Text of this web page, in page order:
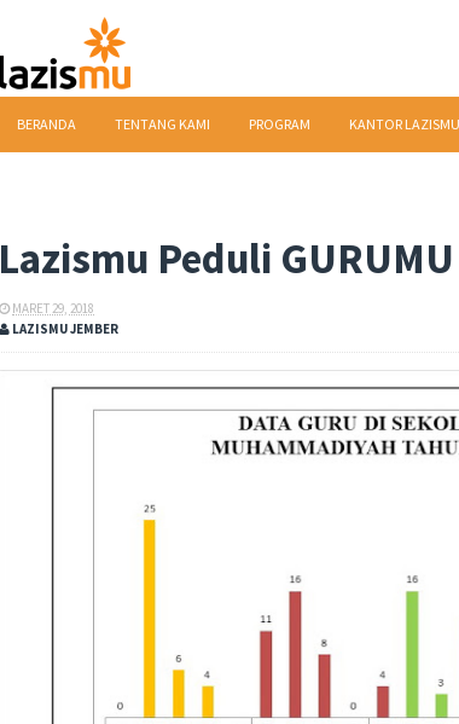
BERANDA TENTANG KAMI PROGRAM KANTOR LAZISMU
Lazismu Peduli GURUMU
MARET 29, 2018
LAZISMU JEMBER